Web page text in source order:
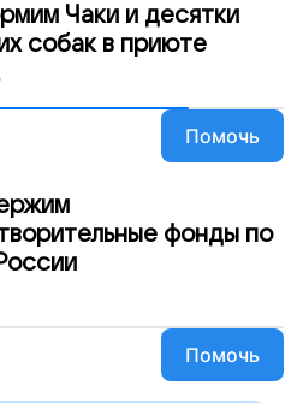
Чаки и десятки
собак в приюте
Помочь
фонды по
Помочь